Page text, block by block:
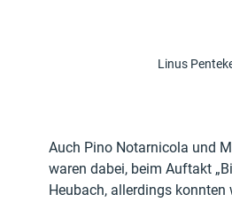
Linus
Auch Pino Notarnicola und
waren dabei, beim Auftakt
Heubach, allerdings